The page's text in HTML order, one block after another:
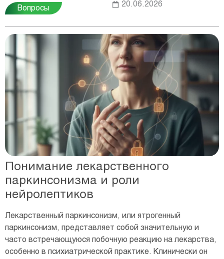
Вопросы
20.06.2026
Понимание лекарственного
паркинсонизма и роли
нейролептиков
Лекарственный паркинсонизм, или ятрогенный
паркинсонизм, представляет собой значительную и
часто встречающуюся побочную реакцию на лекарства,
особенно в психиатрической практике. Клинически он